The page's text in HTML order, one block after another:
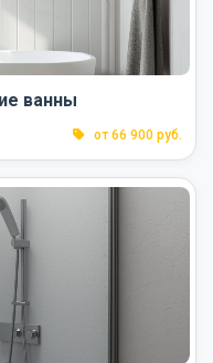
ванны
от 66 900 руб.